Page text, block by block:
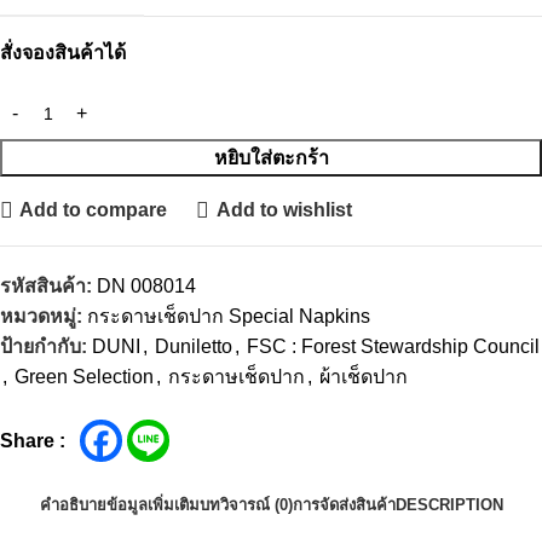
สั่งจองสินค้าได้
หยิบใส่ตะกร้า
Add to compare Add to wishlist
รหัสสินค้า: DN 008014
หมวดหมู่: กระดาษเช็ดปาก Special Napkins
ป้ายกำกับ: DUNI , Duniletto, FSC : Forest Stewardship Council
, Green Selection , กระดาษเช็ดปาก , ผ้าเช็ดปาก
Share :
คำอธิบายข้อมูลเพิ่มเติมบทวิจารณ์ (0)การจัดส่งสินค้าDESCRIPTION